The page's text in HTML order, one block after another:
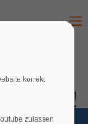
korrekt
zulassen